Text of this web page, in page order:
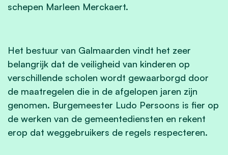
schepen Marleen Merckaert.
Het bestuur van Galmaarden vindt het zeer
belangrijk dat de veiligheid van kinderen op
verschillende scholen wordt gewaarborgd door
de maatregelen die in de afgelopen jaren zijn
genomen. Burgemeester Ludo Persoons is fier op
de werken van de gemeentediensten en rekent
erop dat weggebruikers de regels respecteren.